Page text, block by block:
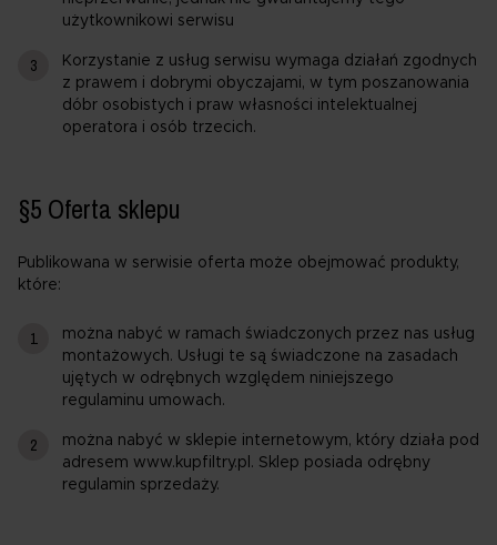
użytkownikowi serwisu
Korzystanie z usług serwisu wymaga działań zgodnych
z prawem i dobrymi obyczajami, w tym poszanowania
dóbr osobistych i praw własności intelektualnej
operatora i osób trzecich.
§5 Oferta sklepu
Publikowana w serwisie oferta może obejmować produkty,
które:
można nabyć w ramach świadczonych przez nas usług
montażowych. Usługi te są świadczone na zasadach
ujętych w odrębnych względem niniejszego
regulaminu umowach.
można nabyć w sklepie internetowym, który działa pod
adresem www.kupfiltry.pl. Sklep posiada odrębny
regulamin sprzedaży.